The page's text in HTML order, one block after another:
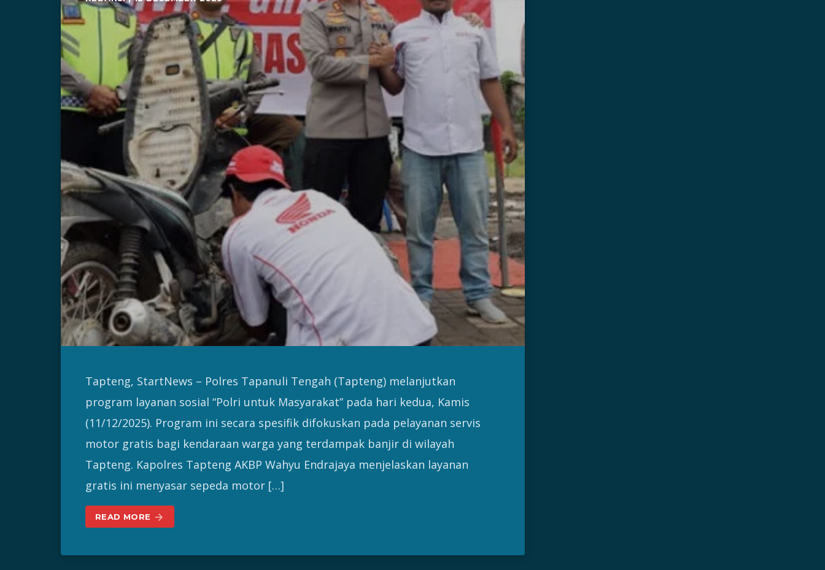
Tapteng, StartNews – Polres Tapanuli Tengah (Tapteng) melanjutkan
program layanan sosial “Polri untuk Masyarakat” pada hari kedua, Kamis
(11/12/2025). Program ini secara spesifik difokuskan pada pelayanan servis
motor gratis bagi kendaraan warga yang terdampak banjir di wilayah
Tapteng. Kapolres Tapteng AKBP Wahyu Endrajaya menjelaskan layanan
gratis ini menyasar sepeda motor […]
READ MORE arrow_forward